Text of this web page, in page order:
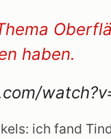
haben.
ich fand